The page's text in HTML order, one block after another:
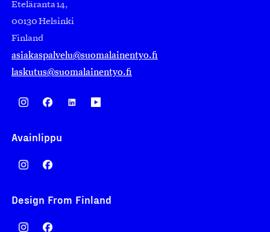
Eteläranta 14,
00130 Helsinki
Finland
asiakaspalvelu@suomalainentyo.fi
laskutus@suomalainentyo.fi
Avainlippu
Design From Finland